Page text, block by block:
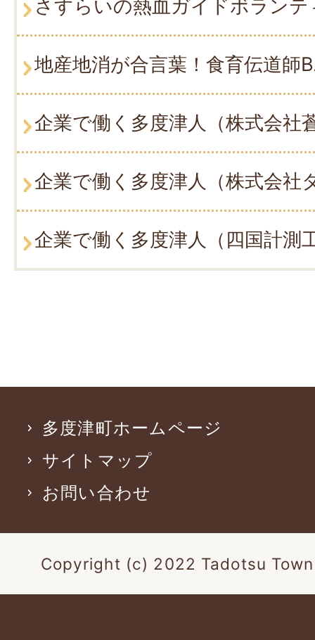
さすらいの熱血ガイドボランテ
地産地消が合言葉！食育伝道師
企業で働く多度津人（株式会社
企業で働く多度津人（株式会社
企業で働く多度津人（四国計測
多度津町ホームページ
サイトマップ
お問い合わせ
Copyright (c) 2022 Tadotsu